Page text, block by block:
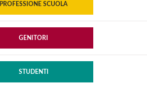
PROFESSIONE SCUOLA
GENITORI
STUDENTI